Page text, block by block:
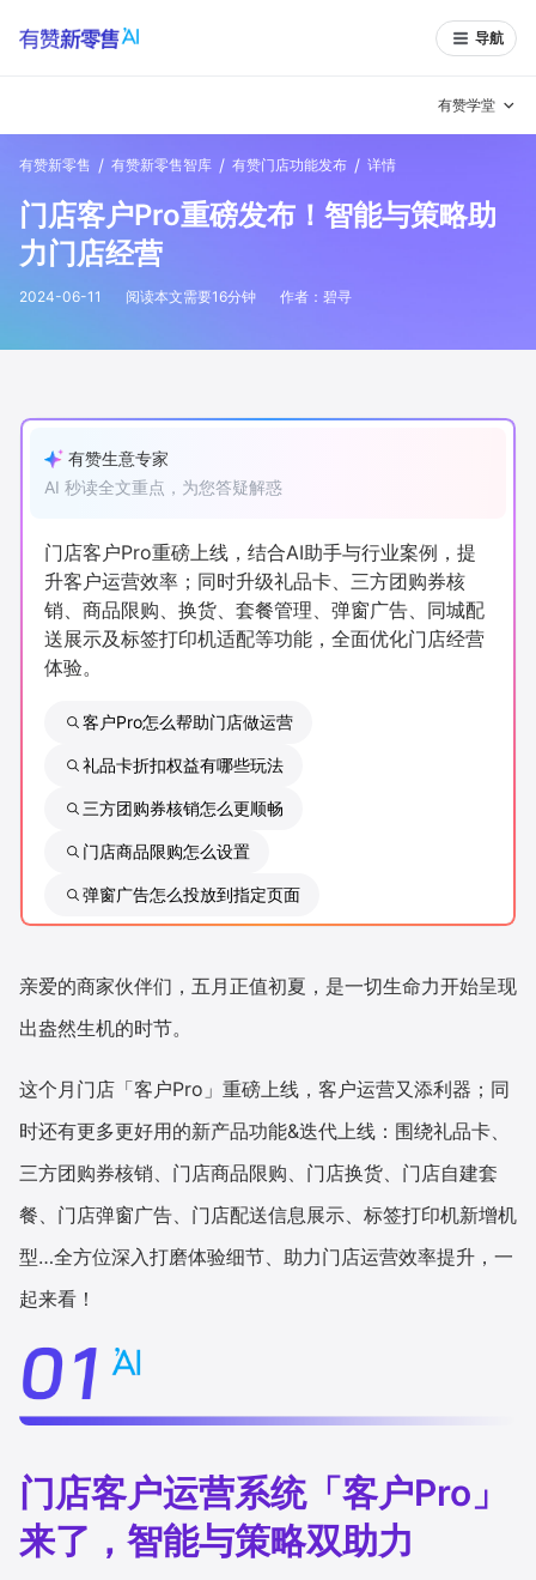
导航
有赞学堂
私域日历
有赞说案例拆解 有赞专家说
有赞春季发布会
新零售私享会 门店经营增长公开课
AllValue 战略合作
增长产品指南
智库 产品场景库
行业洞察
品牌消费观 行业报告
增长俱乐部
增长俱乐部 有赞商盟
合作共进
入驻有赞
认证服务商
有赞新零售 / 有赞新零售智库 / 有赞门店功能发布 / 详情
门店客户Pro重磅发布！智能与策略助
力门店经营
2024-06-11 阅读本文需要16分钟 作者： 碧寻
有赞生意专家
AI 秒读全文重点，为您答疑解惑
门店客户Pro重磅上线，结合AI助手与行业案例，提
升客户运营效率；同时升级礼品卡、三方团购券核
销、商品限购、换货、套餐管理、弹窗广告、同城配
送展示及标签打印机适配等功能，全面优化门店经营
体验。
客户Pro怎么帮助门店做运营
礼品卡折扣权益有哪些玩法
三方团购券核销怎么更顺畅
门店商品限购怎么设置
弹窗广告怎么投放到指定页面
亲爱的商家伙伴们，五月正值初夏，是一切生命力开始呈现
出盎然生机的时节。
这个月门店「客户Pro」重磅上线，客户运营又添利器；同
时还有更多更好用的新产品功能&迭代上线：围绕礼品卡、
三方团购券核销、门店商品限购、门店换货、门店自建套
餐、门店弹窗广告、门店配送信息展示、标签打印机新增机
型…全方位深入打磨体验细节、助力门店运营效率提升，一
起来看！
门店客户运营系统「客户Pro」
来了，智能与策略双助力